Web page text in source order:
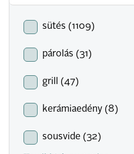
sütés (1109)
párolás (31)
grill (47)
kerámiaedény (8)
sousvide (32)